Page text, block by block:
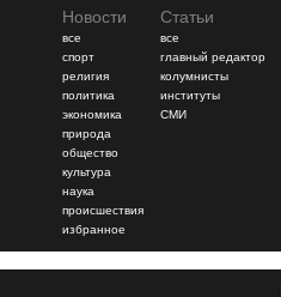
Новости
все
спорт
религия
политика
экономика
природа
общество
культура
наука
происшествия
избранное
Статьи
все
главный редактор
колумнисты
институты
СМИ